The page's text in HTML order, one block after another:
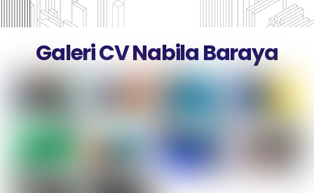
Galeri CV Nabila Baraya